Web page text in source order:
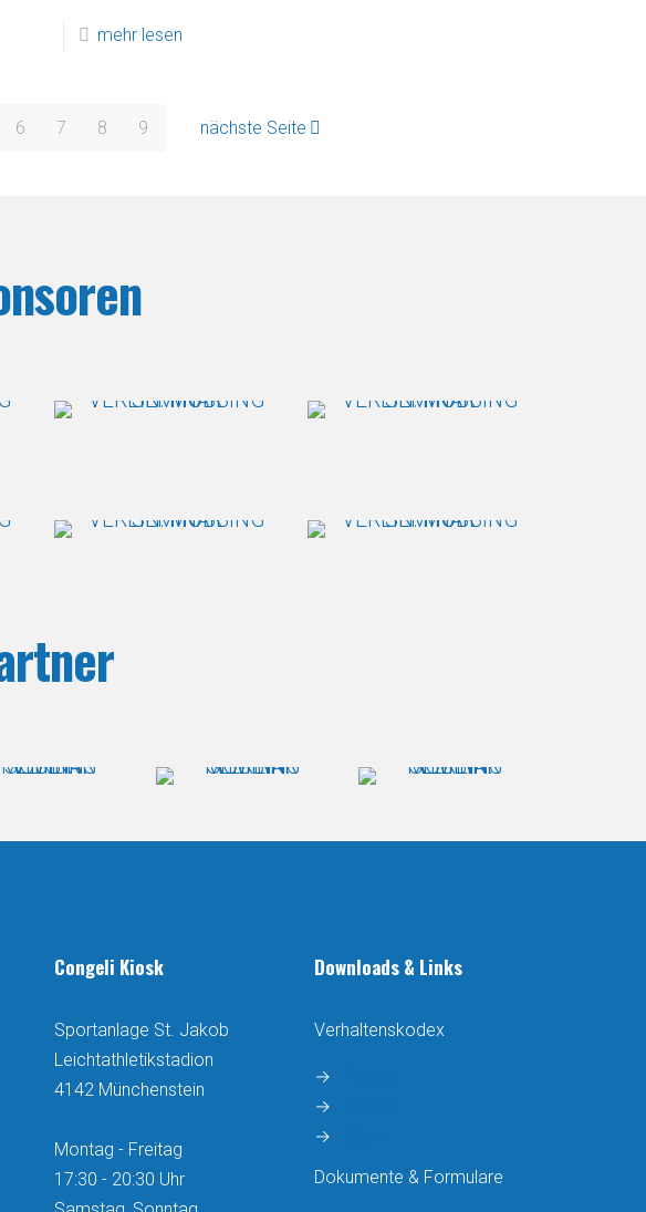
mehr lesen
6 7 8 9 nächste Seite
Congeli Kiosk
Sportanlage St. Jakob
Leichtathletikstadion
4142 Münchenstein
Montag - Freitag
17:30 - 20:30 Uhr
Downloads & Links
Verhaltenskodex
→
→
→
Dokumente & Formulare